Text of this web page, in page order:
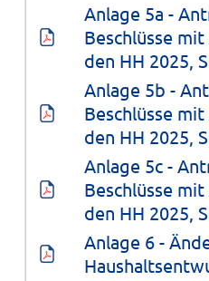
Anlage 5a -
Beschlüsse
den HH 2025,
Anlage 5b -
Beschlüsse
den HH 2025,
Anlage 5c -
Beschlüsse
den HH 2025,
Anlage 6 -